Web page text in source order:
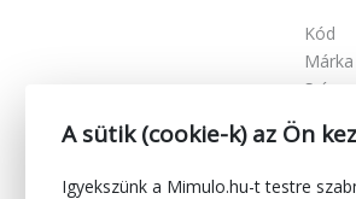
Kód
Márka
Szín
A sütik (cookie-k) az Ön
Igyekszünk a Mimulo.hu-t testre